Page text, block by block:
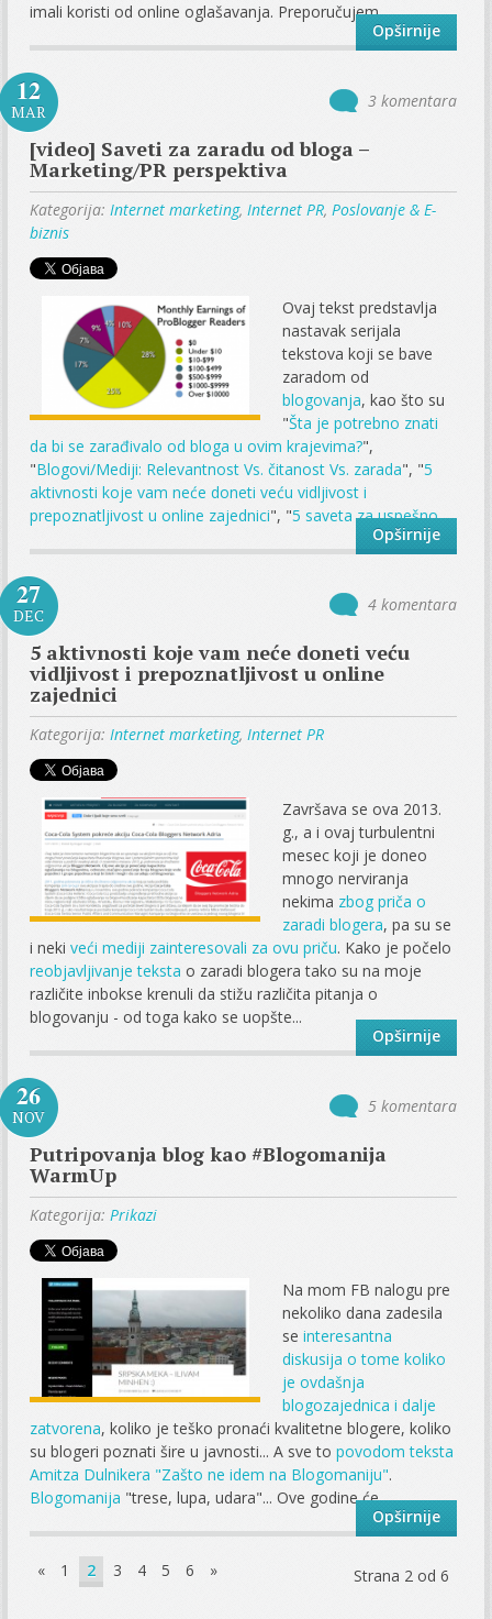
imali koristi od online oglašavanja. Preporučujem...
Opširnije
12
MAR
3 komentara
[video] Saveti za zaradu od bloga –
Marketing/PR perspektiva
Kategorija:Internet marketing, Internet PR, Poslovanje & E-
biznis
Ovaj tekst predstavlja
nastavak serijala
tekstova koji se bave
zaradom od
blogovanja, kao što su
"Šta je potrebno znati
da bi se zarađivalo od bloga u ovim krajevima?",
"Blogovi/Mediji: Relevantnost Vs. čitanost Vs. zarada", "5
aktivnosti koje vam neće doneti veću vidljivost i
prepoznatljivost u online zajednici", "5 saveta za uspešno...
Opširnije
27
DEC
4 komentara
5 aktivnosti koje vam neće doneti veću
vidljivost i prepoznatljivost u online
zajednici
Kategorija: Internet marketing,Internet PR
Završava se ova 2013.
g., a i ovaj turbulentni
mesec koji je doneo
mnogo nerviranja
nekima zbog priča o
zaradi blogera, pa su se
i nekiveći mediji zainteresovali za ovu priču. Kako je počelo
reobjavljivanje teksta o zaradi blogera tako su na moje
različite inbokse krenuli da stižu različita pitanja o
blogovanju - od toga kako se uopšte...
Opširnije
26
NOV
5 komentara
Putripovanja blog kao #Blogomanija
WarmUp
Kategorija:Prikazi
Na mom FB nalogu pre
nekoliko dana zadesila
seinteresantna
diskusija o tome koliko
je ovdašnja
blogozajednica i dalje
zatvorena, koliko je teško pronaći kvalitetne blogere, koliko
su blogeri poznati šire u javnosti... A sve topovodom teksta
Amitza Dulnikera "Zašto ne idem na Blogomaniju".
Blogomanija "trese, lupa, udara"... Ove godine će...
Opširnije
Strana 2 od 6
« 1 2 3 4 5 6 »